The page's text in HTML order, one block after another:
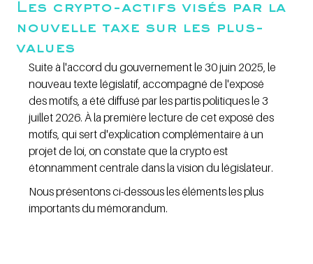
Les crypto-actifs visés par la
nouvelle taxe sur les plus-
values
Suite à l'accord du gouvernement le 30 juin 2025, le
nouveau texte législatif, accompagné de l'exposé
des motifs, a été diffusé par les partis politiques le 3
juillet 2026. À la première lecture de cet exposé des
motifs, qui sert d'explication complémentaire à un
projet de loi, on constate que la crypto est
étonnamment centrale dans la vision du législateur.
Nous présentons ci-dessous les éléments les plus
importants du mémorandum.